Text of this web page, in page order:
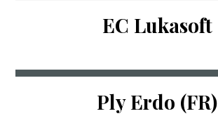
EC Lukasoft
Ply Erdo (FR)